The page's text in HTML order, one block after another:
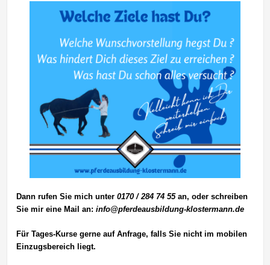
Dann rufen Sie mich unter 0170 / 284 74 55an, oder schreiben
Sie mir eine Mail an: info@pferdeausbildung-klostermann.de
Für Tages-Kurse gerne auf Anfrage, falls Sie nicht im mobilen
Einzugsbereich liegt.